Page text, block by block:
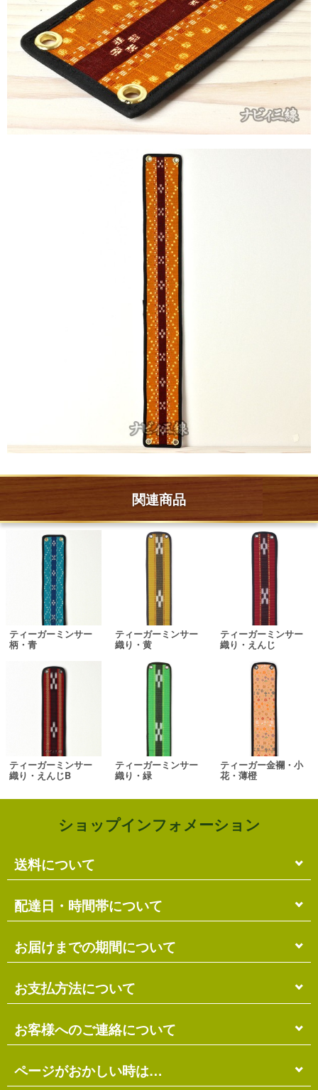
関連商品
ティーガーミンサー
柄・青
ティーガーミンサー
織り・黄
ティーガーミンサー
織り・えんじ
ティーガーミンサー
織り・えんじB
ティーガーミンサー
織り・緑
ティーガー金襴・小
花・薄橙
ショップインフォメーション
送料について
単品のみの場合
各商品に記載の送料となります。
複数商品の場合
ます。
送料には梱包料も含まれています。
※ショッピングカートの仕組み上、送料が正しく計算
されない場合があります。
※商品の組み合わせによっては別梱包となり、送料が
別途必要となる場合があります。
※上記の際は、自動返信メール以降に改めて正しい送
配達日・時間帯について
配達日・配達時間帯のご指定は出来ません。
お届け先に投函される「ご不在連絡票」より再配達希
望日・時間帯のご指定が可能ですので、こちらをご利
用ください。
お届けまでの期間について
在庫がある場合
ご注文確認日より3営業日以内の発送となります。
離島の場合、上記以上にお時間がかかる場合がありま
す。
品発送予定」メールにてご確認ください。
お支払方法について
代金引換（＋400円）
商品配送時に配送員にお支払い下さい。
銀行振込（先払い）
お客様へのご連絡について
受注・確認・発送・修理など
各発生日より2営業日以内にメール・お電話にてご連
ページがおかしい時は…